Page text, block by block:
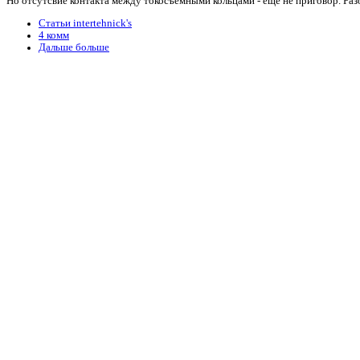
Статьи intertehnick's
4 комм
Дальше больше